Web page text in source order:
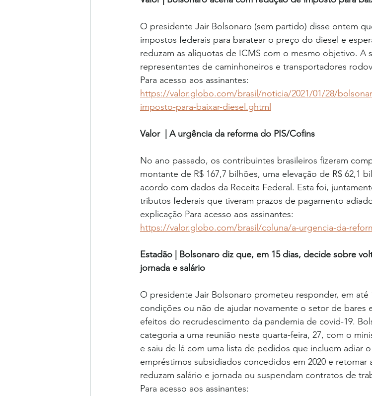
O presidente Jair Bolsonaro (sem partido) disse ontem
impostos federais para baratear o preço do diesel e
reduzam as alíquotas de ICMS com o mesmo objetivo. A
representantes de caminhoneiros e transportadores
Para acesso aos assinantes:
https://valor.globo.com/brasil/noticia/2021/01/28/
imposto-para-baixar-diesel.ghtml
Valor  | A urgência da reforma do PIS/Cofins
No ano passado, os contribuintes brasileiros fizeram
montante de R$ 167,7 bilhões, uma elevação de R$ 62,1
acordo com dados da Receita Federal. Esta foi,
tributos federais que tiveram prazos de pagamento
explicação Para acesso aos assinantes:
https://valor.globo.com/brasil/coluna/a-urgencia-da-
Estadão | Bolsonaro diz que, em 15 dias, decide sobre
jornada e salário
O presidente Jair Bolsonaro prometeu responder, em até
condições ou não de ajudar novamente o setor de bares
efeitos do recrudescimento da pandemia de covid-19.
categoria a uma reunião nesta quarta-feira, 27, com o
e saiu de lá com uma lista de pedidos que incluem adiar
empréstimos subsidiados concedidos em 2020 e retomar
reduzam salário e jornada ou suspendam contratos de
Para acesso aos assinantes: